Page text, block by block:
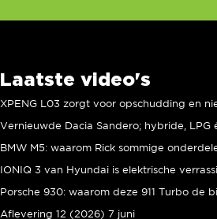
Laatste video's
IONIQ 3 van Hyundai is elektrische
Aflevering 12 (2026) 7 juni